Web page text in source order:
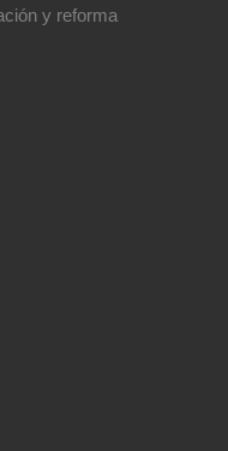
y reforma